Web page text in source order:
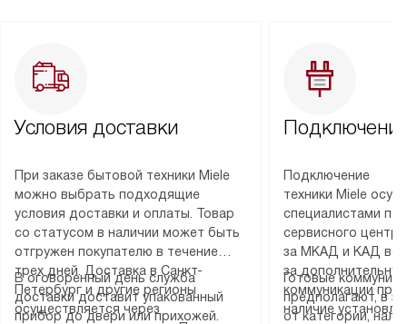
Условия доставки
При заказе бытовой техники Miele
можно выбрать подходящие
условия доставки и оплаты. Товар
со статусом в наличии может быть
отгружен покупателю в течение
трех дней. Доставка в Санкт-
Петербург и другие регионы
осуществляется через
В оговоренный день служба
доставки доставит упакованный
прибор до двери или прихожей.
Подключение
техники Miele
специалистами
сервисного
за МКАД и КАД
за
коммуникации
наличие
Готовые
предполагают, в
от категории,